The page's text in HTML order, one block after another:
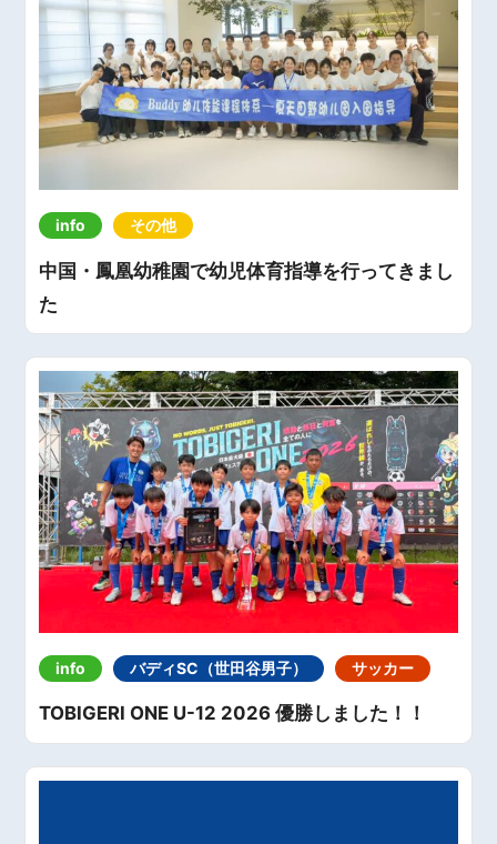
info その他
中国・鳳凰幼稚園で幼児体育指導を行ってきまし
た
info バディSC（世田谷男子） サッカー
TOBIGERI ONE U-12 2026 優勝しました！！